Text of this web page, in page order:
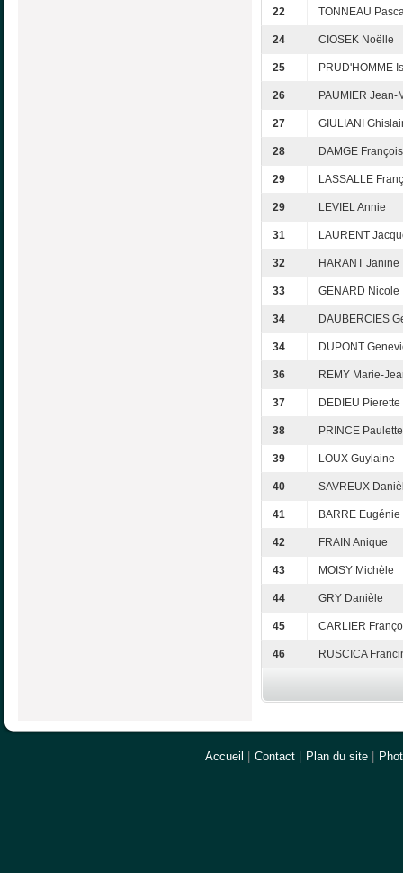
22 TONNEAU
24 CIOSEK Noëlle
25 PRUD'HOMME
26 PAUMIER Jean-
27 GIULIANI
28 DAMGE
29 LASSALLE
29 LEVIEL Annie
31 LAURENT
32 HARANT Janine
33 GENARD Nicole
34 DAUBERCIES
34 DUPONT
36 REMY Marie-
37 DEDIEU Pierette
38 PRINCE Paulette
39 LOUX Guylaine
40 SAVREUX
41 BARRE Eugénie
42 FRAIN Anique
43 MOISY Michèle
44 GRY Danièle
45 CARLIER
46 RUSCICA
Accueil Contact Plan du site